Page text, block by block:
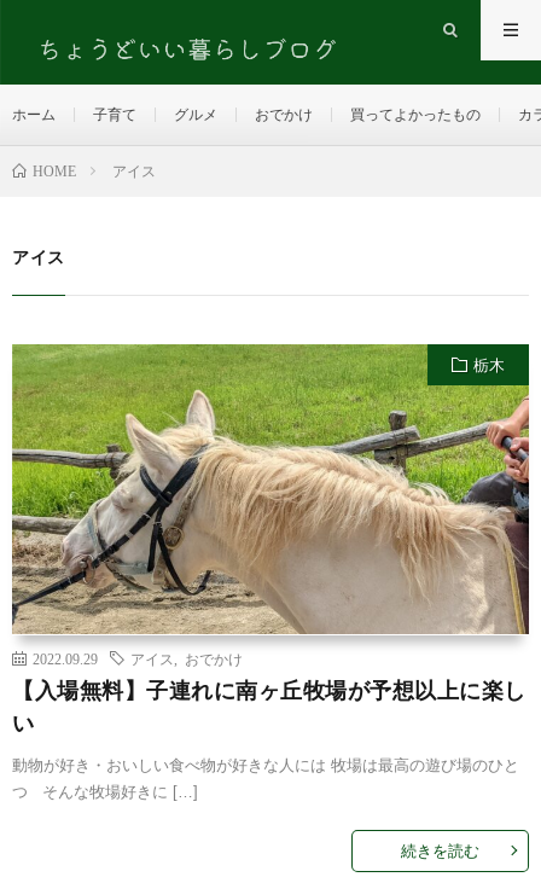
ホーム 子育て グルメ おでかけ 買ってよかったもの カ
HOME アイス
アイス
栃木
2022.09.29 アイス おでかけ
【入場無料】子連れに南ヶ丘牧場が予想以上に楽し
い
動物が好き・おいしい食べ物が好きな人には 牧場は最高の遊び場のひと
つ そんな牧場好きに […]
続きを読む